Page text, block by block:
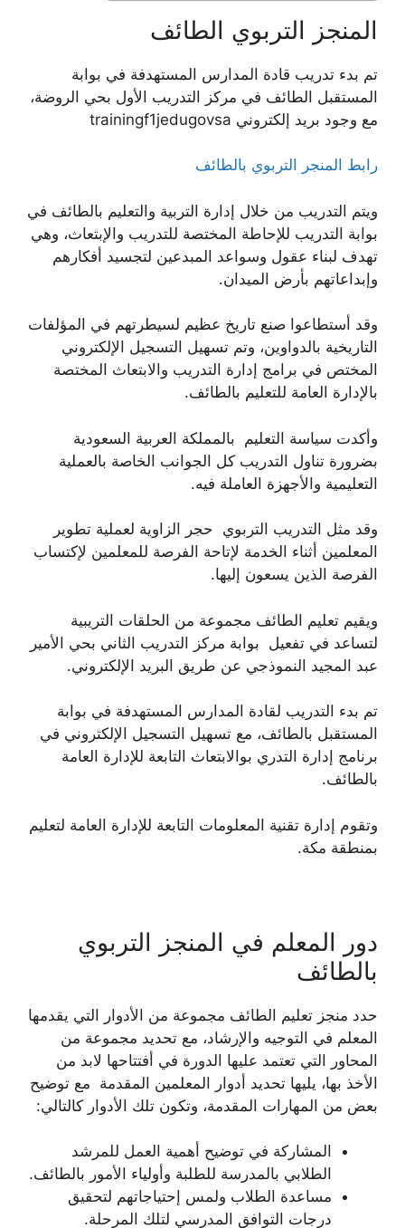
المنجز التربوي الطائف
تم بدء تدريب قادة المدارس المستهدفة في بوابة
المستقبل الطائف في مركز التدريب الأول بحي الروضة،
مع وجود بريد إلكتروني trainingf1jedugovsa
رابط المنجر التربوي بالطائف
ويتم التدريب من خلال إدارة التربية والتعليم بالطائف في
بوابة التدريب للإحاطة المختصة للتدريب والإبتعاث، وهي
تهدف لبناء عقول وسواعد المبدعين لتجسيد أفكارهم
وإبداعاتهم بأرض الميدان.
وقد أستطاعوا صنع تاريخ عظيم لسيطرتهم في المؤلفات
التاريخية بالدواوين، وتم تسهيل التسجيل الإلكتروني
المختص في برامج إدارة التدريب والابتعاث المختصة
بالإدارة العامة للتعليم بالطائف.
وأكدت سياسة التعليم بالمملكة العربية السعودية
بضرورة تناول التدريب كل الجوانب الخاصة بالعملية
التعليمية والأجهزة العاملة فيه.
وقد مثل التدريب التربوي حجر الزاوية لعملية تطوير
المعلمين أثناء الخدمة لإتاحة الفرصة للمعلمين لإكتساب
الفرصة الذين يسعون إليها.
ويقيم تعليم الطائف مجموعة من الحلقات التريبية
لتساعد في تفعيل بوابة مركز التدريب الثاني بحي الأمير
عبد المجيد النموذجي عن طريق البريد الإلكتروني.
تم بدء التدريب لقادة المدارس المستهدفة في بوابة
المستقبل بالطائف، مع تسهيل التسجيل الإلكتروني في
برنامج إدارة التدري بوالابتعاث التابعة للإدارة العامة
بالطائف.
وتقوم إدارة تقنية المعلومات التابعة للإدارة العامة لتعليم
بمنطقة مكة.
دور المعلم في المنجز التربوي
بالطائف
حدد منجز تعليم الطائف مجموعة من الأدوار التي يقدمها
المعلم في التوجيه والإرشاد، مع تحديد مجموعة من
المحاور التي تعتمد عليها الدورة في أفتتاحها لابد من
الأخذ بها، يليها تحديد أدوار المعلمين المقدمة مع توضيح
بعض من المهارات المقدمة، وتكون تلك الأدوار كالتالي:
المشاركة في توضيح أهمية العمل للمرشد
الطلابي بالمدرسة للطلبة وأولياء الأمور بالطائف.
مساعدة الطلاب ولمس إحتياجاتهم لتحقيق
درجات التوافق المدرسي لتلك المرحلة.